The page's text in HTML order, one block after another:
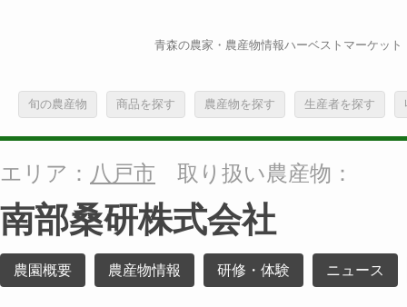
青森の農家・農産物情報ハーベストマーケット
旬の農産物 商品を探す 農産物を探す 生産者を探す
エリア： 八戸市 取り扱い農産物：
南部桑研株式会社
農園概要 農産物情報 研修・体験 ニュース